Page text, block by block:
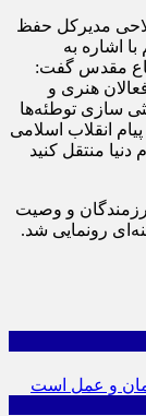
مدیرکل حفظ
اشاره به
اسلام در ۸ سال دفاع مقدس گفت:
هنری و
سازی توطئه‌ها
انقلاب اسلامی
منتقل کنید
گویی رزمندگان و وصیت
رونمایی شد.